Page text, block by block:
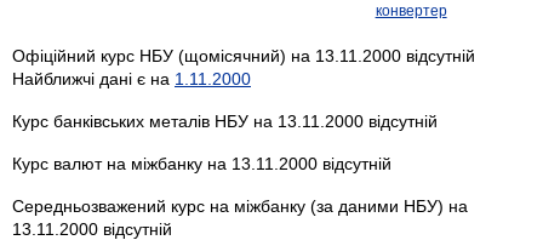
конвертер
Офіційний курс НБУ (щомісячний) на 13.11.2000 відсутній
Найближчі дані є на 1.11.2000
Курс банківських металів НБУ на 13.11.2000 відсутній
Курс валют на міжбанку на 13.11.2000 відсутній
Середньозважений курс на міжбанку (за даними НБУ) на
13.11.2000 відсутній